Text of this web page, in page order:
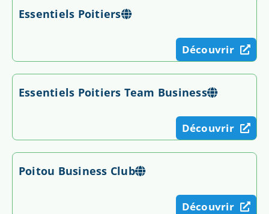
Essentiels Poitiers
Découvrir
Essentiels Poitiers Team Business
Découvrir
Poitou Business Club
Découvrir